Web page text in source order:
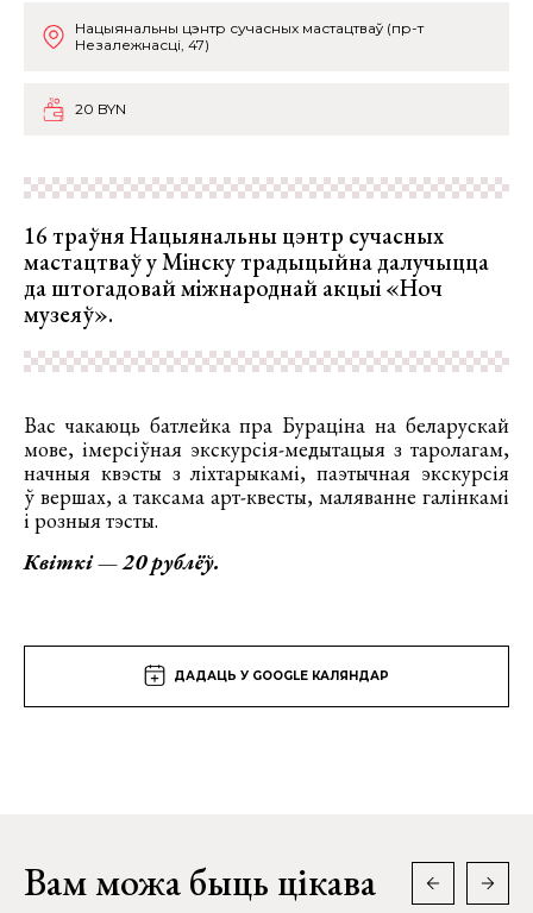
Нацыянальны цэнтр сучасных мастацтваў (пр-т
Незалежнасці, 47)
20 BYN
16 траўня Нацыянальны цэнтр сучасных
мастацтваў у Мінску традыцыйна далучыцца
да штогадовай міжнароднай акцыі «Ноч
музеяў».
Вас чакаюць батлейка пра Бураціна на беларускай
мове, імерсіўная экскурсія-медытацыя з таролагам,
начныя квэсты з ліхтарыкамі, паэтычная экскурсія
ў вершах, а таксама арт-квесты, маляванне галінкамі
і розныя тэсты.
Квіткі — 20 рублёў.
ДАДАЦЬ У GOOGLE КАЛЯНДАР
Вам можа быць цікава